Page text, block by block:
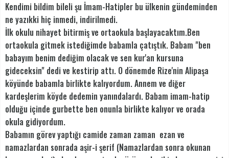
Kendimi bildim bileli şu İmam-Hatipler bu ülkenin gündeminden
ne yazıkki hiç inmedi, indirilmedi.
İlk okulu nihayet bitirmiş ve ortaokula başlayacaktım.Ben
ortaokula gitmek istediğimde babamla çatıştık. Babam "ben
babayım benim dediğim olacak ve sen kur'an kursuna
gideceksin" dedi ve kestirip attı. O dönemde Rize'nin Alipaşa
köyünde babamla birlikte kalıyordum. Annem ve diğer
kardeşlerim köyde dedemin yanındalardı. Babam imam-hatip
olduğu içinde gurbette ben onunla birlikte kalıyor ve orada
okula gidiyordum.
Babamın görev yaptığı camide zaman zaman ezan ve
namazlardan sonrada aşir-i şerif (Namazlardan sonra okunan